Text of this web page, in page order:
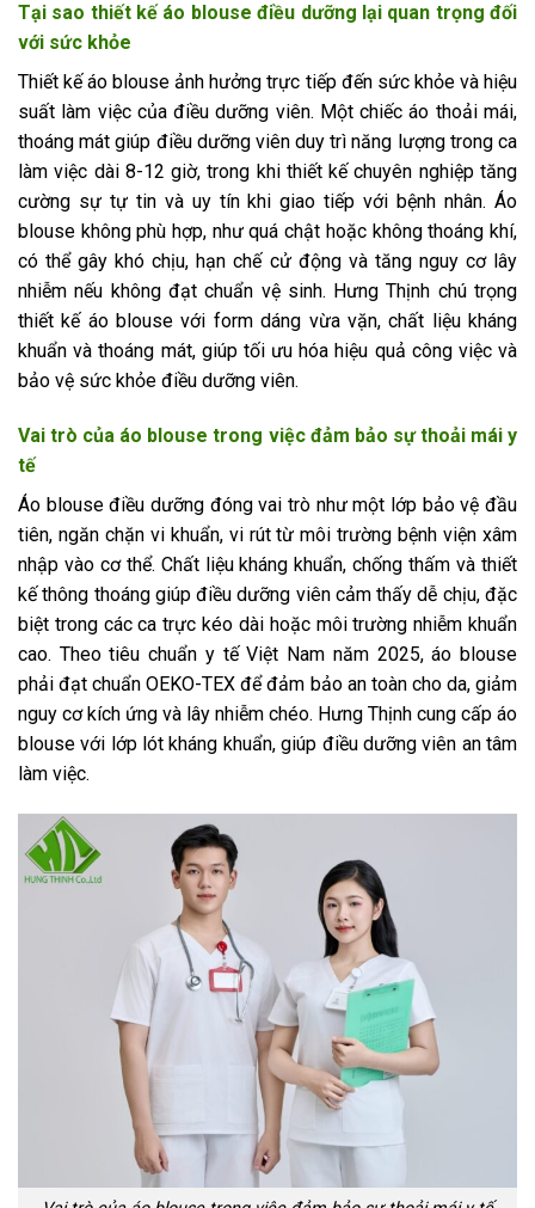
Tại sao thiết kế áo blouse điều dưỡng lại quan trọng đối
với sức khỏe
Thiết kế áo blouse ảnh hưởng trực tiếp đến sức khỏe và hiệu
suất làm việc của điều dưỡng viên. Một chiếc áo thoải mái,
thoáng mát giúp điều dưỡng viên duy trì năng lượng trong ca
làm việc dài 8-12 giờ, trong khi thiết kế chuyên nghiệp tăng
cường sự tự tin và uy tín khi giao tiếp với bệnh nhân. Áo
blouse không phù hợp, như quá chật hoặc không thoáng khí,
có thể gây khó chịu, hạn chế cử động và tăng nguy cơ lây
nhiễm nếu không đạt chuẩn vệ sinh. Hưng Thịnh chú trọng
thiết kế áo blouse với form dáng vừa vặn, chất liệu kháng
khuẩn và thoáng mát, giúp tối ưu hóa hiệu quả công việc và
bảo vệ sức khỏe điều dưỡng viên.
Vai trò của áo blouse trong việc đảm bảo sự thoải mái y
tế
Áo blouse điều dưỡng đóng vai trò như một lớp bảo vệ đầu
tiên, ngăn chặn vi khuẩn, vi rút từ môi trường bệnh viện xâm
nhập vào cơ thể. Chất liệu kháng khuẩn, chống thấm và thiết
kế thông thoáng giúp điều dưỡng viên cảm thấy dễ chịu, đặc
biệt trong các ca trực kéo dài hoặc môi trường nhiễm khuẩn
cao. Theo tiêu chuẩn y tế Việt Nam năm 2025, áo blouse
phải đạt chuẩn OEKO-TEX để đảm bảo an toàn cho da, giảm
nguy cơ kích ứng và lây nhiễm chéo. Hưng Thịnh cung cấp áo
blouse với lớp lót kháng khuẩn, giúp điều dưỡng viên an tâm
làm việc.